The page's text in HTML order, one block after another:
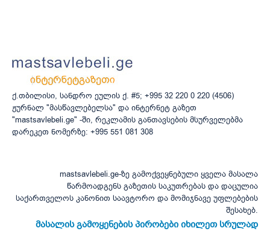
ქ.თბილისი, სანდრო ეულის ქ. #5; +995 32 220 0 220 (4506)
ჟურნალ "მასწავლებელსა" და ინტერნეტ გაზეთ
"mastsavlebeli.ge" -ში, რეკლამის განთავსების მსურველებმა
დარეკეთ ნომერზე: +995 551 081 308
mastsavlebeli.ge-ზე გამოქვეყნებული ყველა მასალა
წარმოადგენს გაზეთის საკუთრებას და დაცულია
საქართველოს კანონით საავტორო და მომიჯნავე უფლებების
შესახებ.
მასალის გამოყენების პირობები იხილეთ სრულად